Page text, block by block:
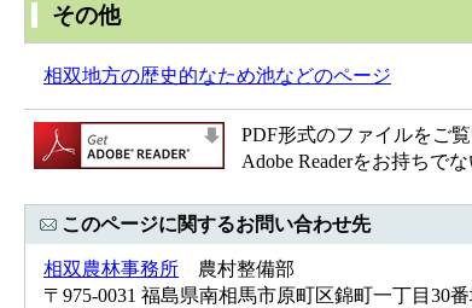
その他
相双地方の歴史的なため池などのページ
PDF形式のファイルをご
Adobe Readerをお持ちで
このページに関するお問い合わせ先
相双農林事務所 農村整備部
〒975-0031 福島県南相馬市原町区錦町一丁目